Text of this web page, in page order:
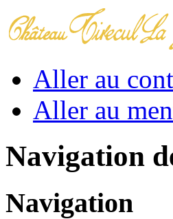
Aller au
Aller au
Navigation
Navigation